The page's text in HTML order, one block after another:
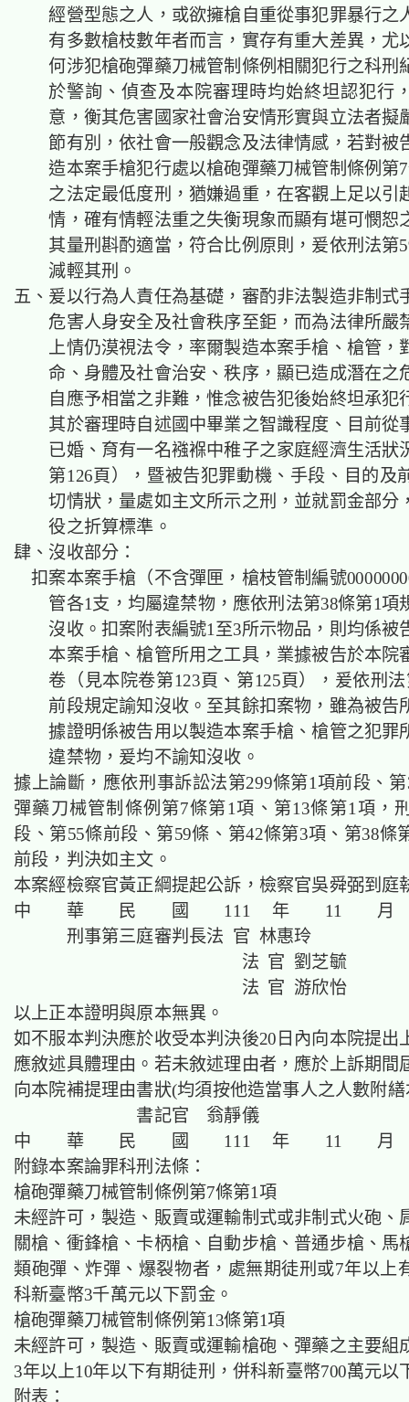
經營型態之人，或欲擁槍自重從事犯罪暴行之
有多數槍枝數年者而言，實存有重大差異，尤
何涉犯槍砲彈藥刀械管制條例相關犯行之科刑
於警詢、偵查及本院審理時均始終坦認犯行
意，衡其危害國家社會治安情形實與立法者擬
節有別，依社會一般觀念及法律情感，若對被
造本案手槍犯行處以槍砲彈藥刀械管制條例第
之法定最低度刑，猶嫌過重，在客觀上足以引
情，確有情輕法重之失衡現象而顯有堪可憫恕
其量刑斟酌適當，符合比例原則，爰依刑法第
減輕其刑。
五、爰以行為人責任為基礎，審酌非法製造非制式
危害人身安全及社會秩序至鉅，而為法律所嚴
上情仍漠視法令，率爾製造本案手槍、槍管，
命、身體及社會治安、秩序，顯已造成潛在之
自應予相當之非難，惟念被告犯後始終坦承犯
其於審理時自述國中畢業之智識程度、目前從
已婚、育有一名襁褓中稚子之家庭經濟生活狀
第126頁），暨被告犯罪動機、手段、目的及
切情狀，量處如主文所示之刑，並就罰金部分
役之折算標準。
肆、沒收部分：
扣案本案手槍（不含彈匣，槍枝管制編號
管各1支，均屬違禁物，應依刑法第38條第1項
沒收。扣案附表編號1至3所示物品，則均係被
本案手槍、槍管所用之工具，業據被告於本院
卷（見本院卷第123頁、第125頁），爰依刑
前段規定諭知沒收。至其餘扣案物，雖為被告
據證明係被告用以製造本案手槍、槍管之犯罪
違禁物，爰均不諭知沒收。
據上論斷，應依刑事訴訟法第299條第1項前段、
彈藥刀械管制條例第7條第1項、第13條第1項，
段、第55條前段、第59條、第42條第3項、第38條
前段，判決如主文。
本案經檢察官黃正綱提起公訴，檢察官吳舜弼到庭
中 華 民 國 111 年 11 月
刑事第三庭審判長法 官 林惠玲
法 官 劉芝毓
法 官 游欣怡
以上正本證明與原本無異。
如不服本判決應於收受本判決後20日內向本院提出
應敘述具體理由。若未敘述理由者，應於上訴期間
向本院補提理由書狀(均須按他造當事人之人數附
書記官 翁靜儀
中 華 民 國 111 年 11 月
附錄本案論罪科刑法條：
槍砲彈藥刀械管制條例第7條第1項
未經許可，製造、販賣或運輸制式或非制式火砲、
關槍、衝鋒槍、卡柄槍、自動步槍、普通步槍、馬
類砲彈、炸彈、爆裂物者，處無期徒刑或7年以上
科新臺幣3千萬元以下罰金。
槍砲彈藥刀械管制條例第13條第1項
未經許可，製造、販賣或運輸槍砲、彈藥之主要組
3年以上10年以下有期徒刑，併科新臺幣700萬元以
附表：